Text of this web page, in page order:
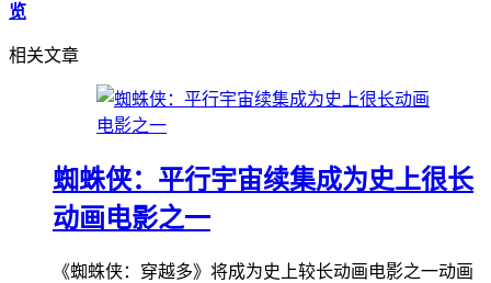
览
相关文章
蜘蛛侠：平行宇宙续集成为史上很长
动画电影之一
《蜘蛛侠：穿越多》将成为史上较长动画电影之一动画